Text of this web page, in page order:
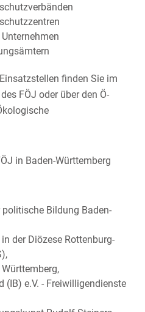
finden Sie im
FÖJ oder über den Ö-
in Baden-Württemberg
Bildung Baden-
der Diözese Rottenburg-
(IB) e.V. - Freiwilligendienste